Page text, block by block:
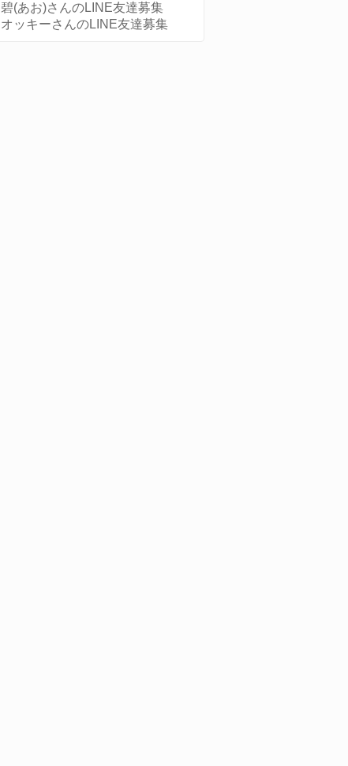
碧(あお)さんのLINE友達募集
オッキーさんのLINE友達募集